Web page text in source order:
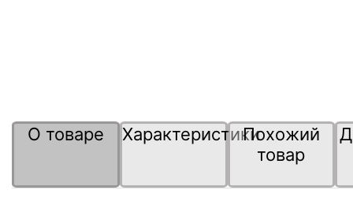
О товаре ХарактеристикиПохожий
товар